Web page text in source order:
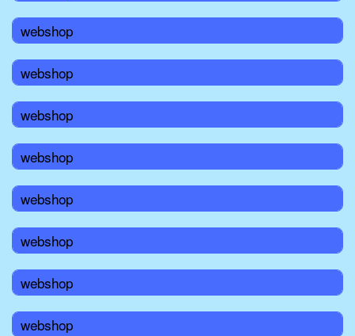
webshop
webshop
webshop
webshop
webshop
webshop
webshop
webshop